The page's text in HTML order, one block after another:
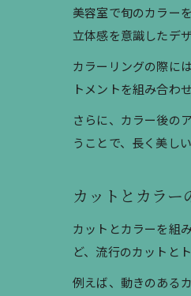
美容室で旬のカラー
立体感を意識したデ
カラーリングの際に
トメントを組み合わ
さらに、カラー後の
うことで、長く美し
カットとカラー
カットとカラーを組
ど、流行のカットと
例えば、動きのある